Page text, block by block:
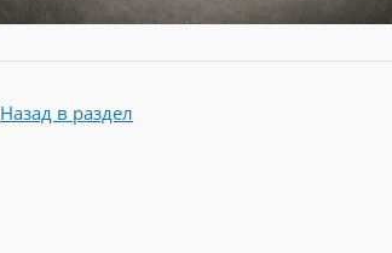
Назад в раздел